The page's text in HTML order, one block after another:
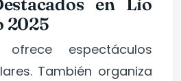
2025
espectáculos
También organiza